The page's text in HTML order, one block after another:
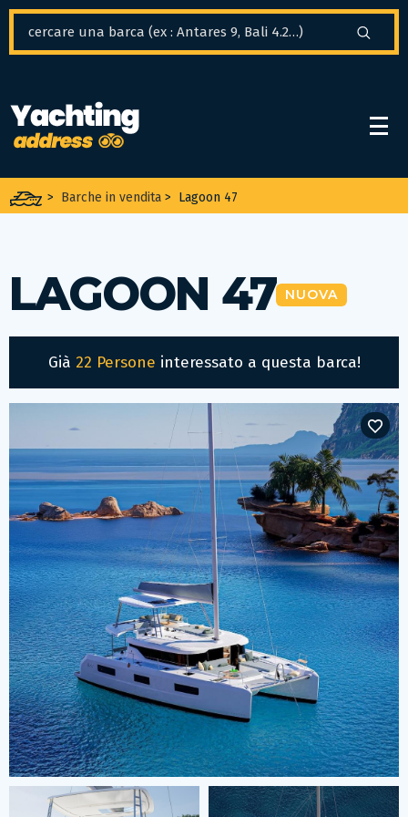
> Barche in vendita > Lagoon 47
LAGOON 47 NUOVA
Già 22 Persone interessato a questa barca!
Pannello di gestione dei cookies